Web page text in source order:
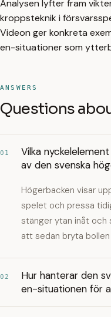
Analysen lyfter fram
kroppsteknik i
Videon ger konkreta
en-situationer som
ANSWERS
Questions
01
Vilka
av den svenska
Högerbacken visar
spelet och pressa
stänger ytan inåt
att sedan bryta
02
Hur hanterar den
en-situationen för